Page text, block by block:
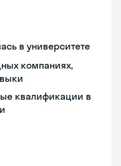
в университете
компаниях,
квалификации в